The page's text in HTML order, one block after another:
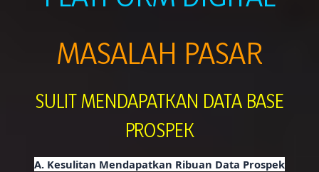
MASALAH PASAR
SULIT MENDAPATKAN DATA BASE
PROSPEK
A. Kesulitan Mendapatkan Ribuan Data Prospek